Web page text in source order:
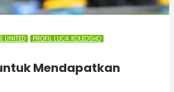
UNITED
PROFIL LUCA KOLEOSHO
Mendapatkan